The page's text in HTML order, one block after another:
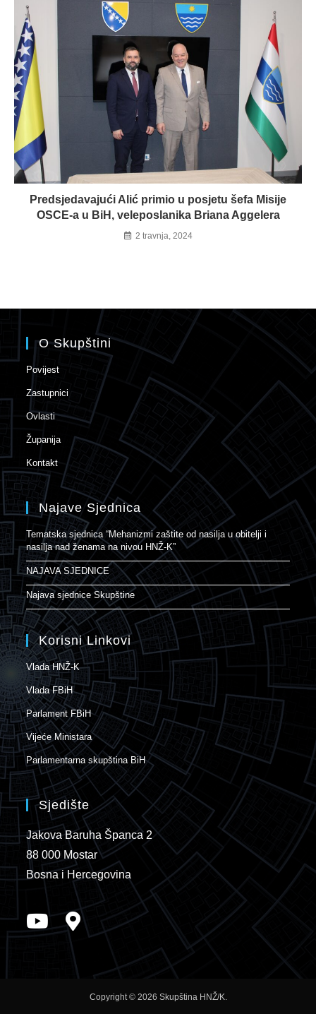
Predsjedavajući Alić primio u posjetu šefa Misije
OSCE-a u BiH, veleposlanika Briana Aggelera
2 travnja, 2024
O Skupštini
Povijest
Zastupnici
Ovlasti
Županija
Kontakt
Najave Sjednica
Tematska sjednica “Mehanizmi zaštite od nasilja u obitelji i
nasilja nad ženama na nivou HNŽ-K”
NAJAVA SJEDNICE
Najava sjednice Skupštine
Korisni Linkovi
Vlada HNŽ-K
Vlada FBiH
Parlament FBiH
Vijeće Ministara
Parlamentarna skupština BiH
Sjedište
Jakova Baruha Španca 2
88 000 Mostar
Bosna i Hercegovina
Copyright © 2026 Skupština HNŽ/K.